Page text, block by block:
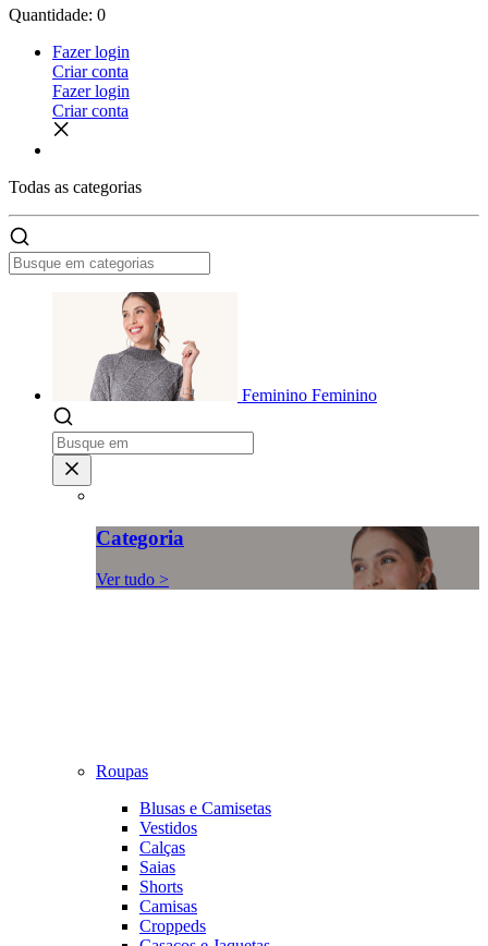
Quantidade: 0
Fazer login
Criar conta
Fazer login
Criar conta
Todas as categorias
Feminino Feminino
Categoria
Ver tudo >
Roupas
Blusas e Camisetas
Vestidos
Calças
Saias
Shorts
Camisas
Croppeds